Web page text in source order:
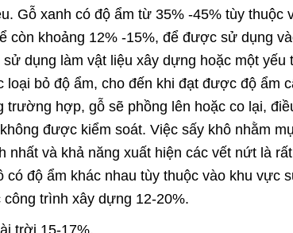
Gỗ xanh có độ ẩm từ 35% -45% tùy
còn khoảng 12% -15%, để được sử dụng
dụng làm vật liệu xây dựng hoặc một
loại bỏ độ ẩm, cho đến khi đạt được độ ẩm
trường hợp, gỗ sẽ phồng lên hoặc co lại,
được kiểm soát. Việc sấy khô nhằm
nhất và khả năng xuất hiện các vết nứt là
có độ ẩm khác nhau tùy thuộc vào khu vực
công trình xây dựng 12-20%.
trời 15-17%.